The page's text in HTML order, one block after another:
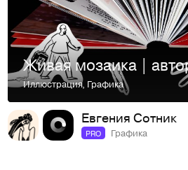
Иллюстрация, Графика
Евгения Сотник
PRO Графика